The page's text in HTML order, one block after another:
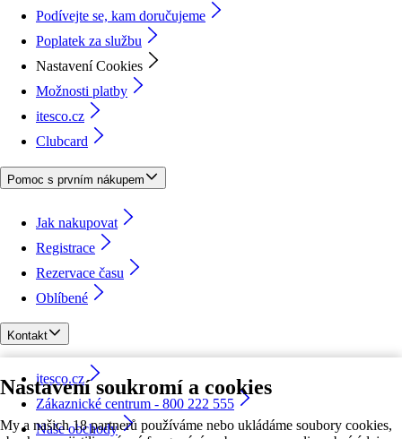
Nastavení soukromí a cookies
My a našich 18 partnerů používáme nebo ukládáme soubory cookies,
Podívejte se, kam doručujeme
Poplatek za službu
Nastavení Cookies
Možnosti platby
itesco.cz
Clubcard
Pomoc s prvním nákupem
Jak nakupovat
Registrace
Rezervace času
Oblíbené
Kontakt
itesco.cz
Zákaznické centrum - 800 222 555
Naše obchody